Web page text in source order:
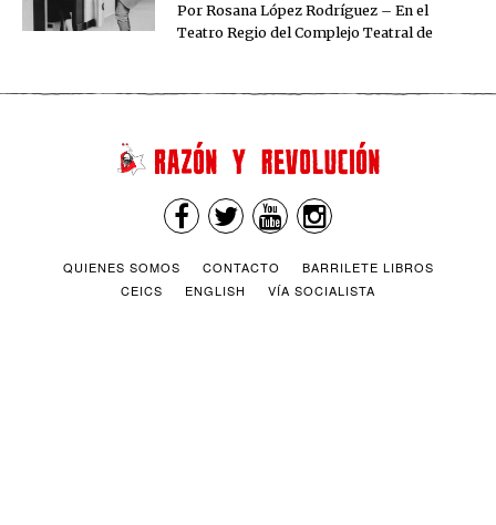
Por Rosana López Rodríguez – En el
Teatro Regio del Complejo Teatral de
QUIENES SOMOS CONTACTO
BARRILETE LIBROS
CEICS
ENGLISH VÍA SOCIALISTA